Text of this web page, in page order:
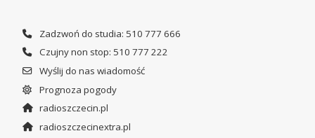
Zadzwoń do studia: 510 777 666
Czujny non stop: 510 777 222
Wyślij do nas wiadomość
Prognoza pogody
radioszczecin.pl
radioszczecinextra.pl